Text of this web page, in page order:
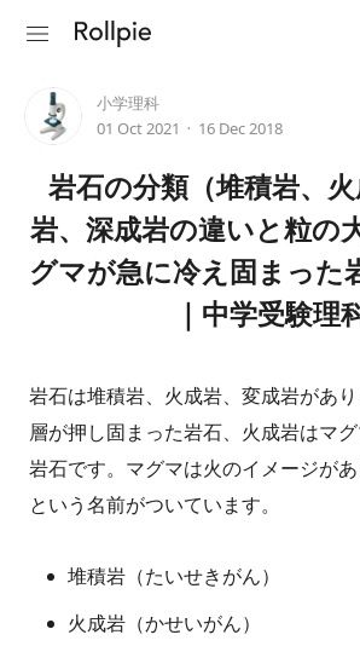
小学理科
01 Oct 2021 • 16 Dec 2018
岩石の分類（堆積岩、
岩、深成岩の違いと粒の
グマが急に冷え固まった
｜中学受験理
岩石は堆積岩、火成岩、変成岩があ
層が押し固まった岩石、火成岩はマ
岩石です。マグマは火のイメージがあ
という名前がついています。
堆積岩（たいせきがん）
火成岩（かせいがん）